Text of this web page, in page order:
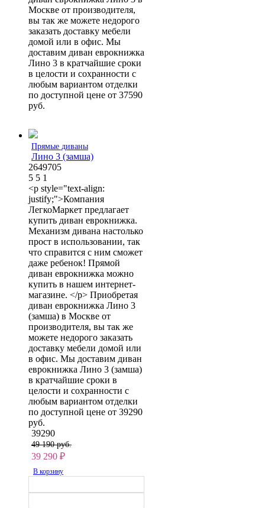
Москве от производителя,
вы так же можете недорого
заказать доставку мебели
домой или в офис. Мы
доставим диван еврокнижка
Лино 3 в кратчайшие сроки
в целости и сохранности с
любым вариантом отделки
по доступной цене от 37590
руб.
Прямые диваны
Лино 3 (замша)
2649705
5 5 1
<p style="text-align:
justify;">Компания
ЛегкоМаркет предлагает
купить диван еврокнижка.
Механизм дивана настолько
прост в использовании, так
что справится с ним сможет
даже ребенок! Прямой
диван еврокнижка можно
купить в нашем интернет-
магазине. </p> Приобретая
диван еврокнижка Лино 3
(замша) в Москве от
производителя, вы так же
можете недорого заказать
доставку мебели домой или
в офис. Мы доставим диван
еврокнижка Лино 3 (замша)
в кратчайшие сроки в
целости и сохранности с
любым вариантом отделки
по доступной цене от 39290
руб.
39290
49 190 руб.
39 290 ₽
В корзину